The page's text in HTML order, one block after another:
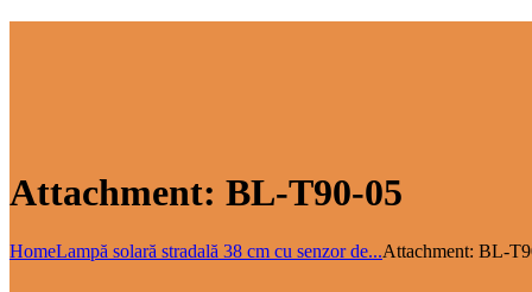
Attachment: BL-T90-05
HomeLampă solară stradală 38 cm cu senzor de...Attachment: BL-